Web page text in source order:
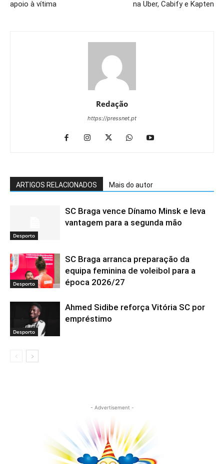
apoio à vítima
na Uber, Cabify e Kapten
Redação
https://pressnet.pt
ARTIGOS RELACIONADOS Mais do autor
Desporto
SC Braga vence Dínamo Minsk e leva
vantagem para a segunda mão
Desporto
SC Braga arranca preparação da
equipa feminina de voleibol para a
época 2026/27
Desporto
Ahmed Sidibe reforça Vitória SC por
empréstimo
- Advertisement -